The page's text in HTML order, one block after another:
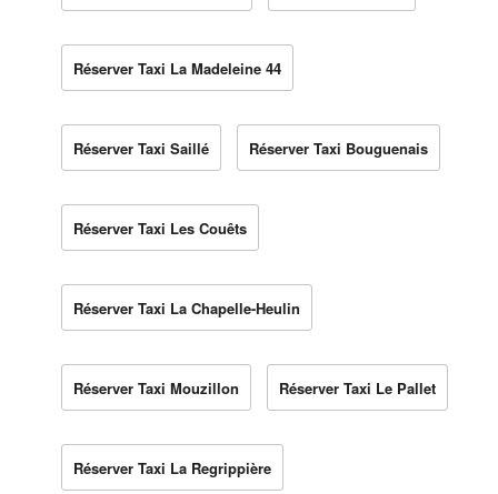
Réserver Taxi La Madeleine 44
Réserver Taxi Saillé Réserver Taxi Bouguenais
Réserver Taxi Les Couêts
Réserver Taxi La Chapelle-Heulin
Réserver Taxi Mouzillon Réserver Taxi Le Pallet
Réserver Taxi La Regrippière